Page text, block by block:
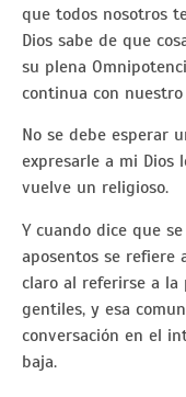
que todos nosotros
Dios sabe de que
su plena
continua con nuestro
No se debe esperar
expresarle a mi Dios
vuelve un religioso.
Y cuando dice que
aposentos se refiere
claro al referirse a
gentiles, y esa
conversación en el
baja.